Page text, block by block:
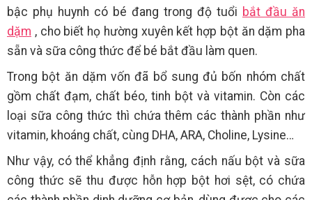
bậc phụ huynh có bé đang trong độ tuổi bắt đầu ăn
dặm , cho biết họ hường xuyên kết hợp bột ăn dặm pha
sẵn và sữa công thức để bé bắt đầu làm quen.
Trong bột ăn dặm vốn đã bổ sung đủ bốn nhóm chất
gồm chất đạm, chất béo, tinh bột và vitamin. Còn các
loại sữa công thức thì chứa thêm các thành phần như
vitamin, khoáng chất, cùng DHA, ARA, Choline, Lysine…
Như vậy, có thể khẳng định rằng, cách nấu bột và sữa
công thức sẽ thu được hỗn hợp bột hơi sệt, có chứa